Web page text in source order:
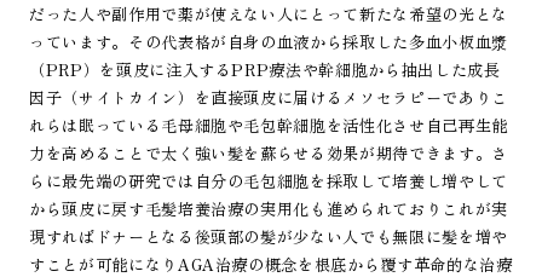
だった人や副作用で薬が使えない人にとって新たな希望の光とな
っています。その代表格が自身の血液から採取した多血小板血漿
（PRP）を頭皮に注入するPRP療法や幹細胞から抽出した成長
因子（サイトカイン）を直接頭皮に届けるメソセラピーでありこ
れらは眠っている毛母細胞や毛包幹細胞を活性化させ自己再生能
力を高めることで太く強い髪を蘇らせる効果が期待できます。さ
らに最先端の研究では自分の毛包細胞を採取して培養し増やして
から頭皮に戻す毛髪培養治療の実用化も進められておりこれが実
現すればドナーとなる後頭部の髪が少ない人でも無限に髪を増や
すことが可能になりAGA治療の概念を根底から覆す革命的な治療